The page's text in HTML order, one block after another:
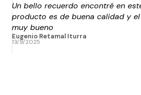
Un bello recuerdo encontré en
producto es de buena calidad y
muy bueno
Eugenio Retamal Iturra
13/9/2025